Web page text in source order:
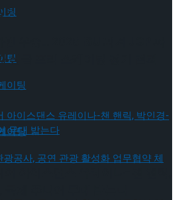
팅
이팅
팅
이팅
우승… 2026 ISU 피겨 JGP 파
싱글 프리 스케이팅 경기 결과
아이스댄스 유레이나-챈 핸릭,
제 주니어 무대 밟는다